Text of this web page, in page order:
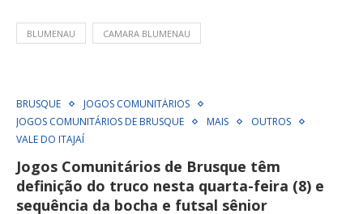
BLUMENAU CAMARA BLUMENAU
BRUSQUE
JOGOS COMUNITÁRIOS
JOGOS COMUNITÁRIOS DE BRUSQUE
MAIS
OUTROS
VALE DO ITAJAÍ
Jogos Comunitários de Brusque têm
definição do truco nesta quarta-feira (8) e
sequência da bocha e futsal sênior